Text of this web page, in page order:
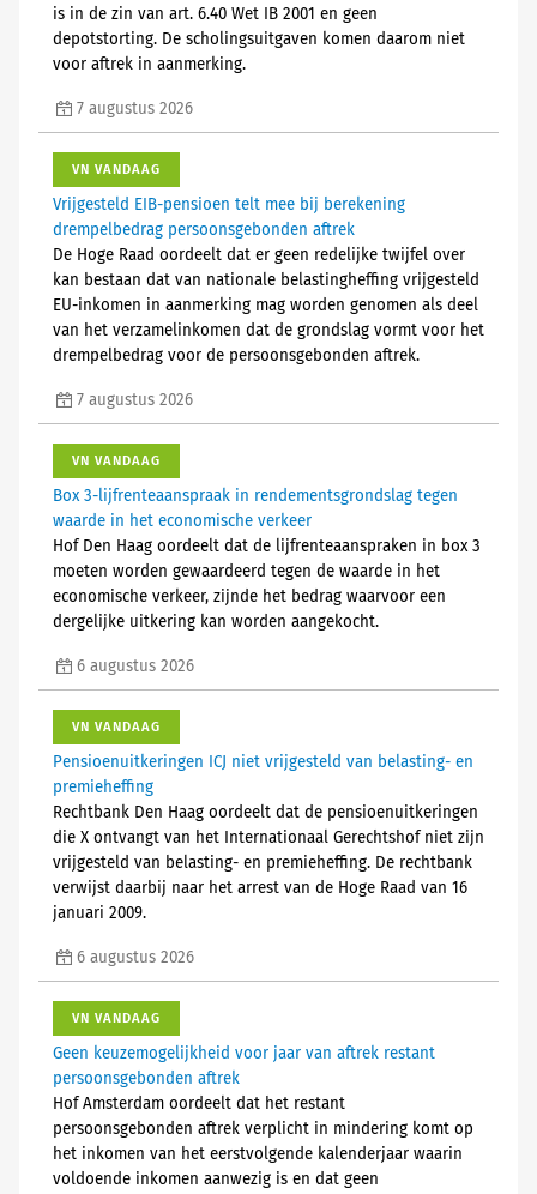
is in de zin van art. 6.40 Wet IB 2001 en geen
depotstorting. De scholingsuitgaven komen daarom niet
voor aftrek in aanmerking.
7 augustus 2026
VN VANDAAG
Vrijgesteld EIB-pensioen telt mee bij berekening
drempelbedrag persoonsgebonden aftrek
De Hoge Raad oordeelt dat er geen redelijke twijfel over
kan bestaan dat van nationale belastingheffing vrijgesteld
EU-inkomen in aanmerking mag worden genomen als deel
van het verzamelinkomen dat de grondslag vormt voor het
drempelbedrag voor de persoonsgebonden aftrek.
7 augustus 2026
VN VANDAAG
Box 3-lijfrenteaanspraak in rendementsgrondslag tegen
waarde in het economische verkeer
Hof Den Haag oordeelt dat de lijfrenteaanspraken in box 3
moeten worden gewaardeerd tegen de waarde in het
economische verkeer, zijnde het bedrag waarvoor een
dergelijke uitkering kan worden aangekocht.
6 augustus 2026
VN VANDAAG
Pensioenuitkeringen ICJ niet vrijgesteld van belasting- en
premieheffing
Rechtbank Den Haag oordeelt dat de pensioenuitkeringen
die X ontvangt van het Internationaal Gerechtshof niet zijn
vrijgesteld van belasting- en premieheffing. De rechtbank
verwijst daarbij naar het arrest van de Hoge Raad van 16
januari 2009.
6 augustus 2026
VN VANDAAG
Geen keuzemogelijkheid voor jaar van aftrek restant
persoonsgebonden aftrek
Hof Amsterdam oordeelt dat het restant
persoonsgebonden aftrek verplicht in mindering komt op
het inkomen van het eerstvolgende kalenderjaar waarin
voldoende inkomen aanwezig is en dat geen